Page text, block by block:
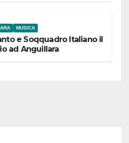
MUSICA
e Soqquadro Italiano il
ad Anguillara